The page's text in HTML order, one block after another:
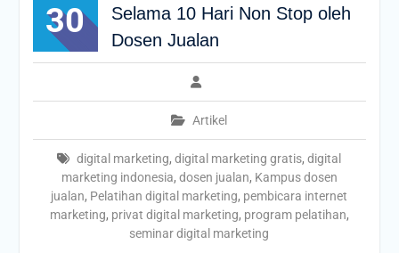
30
Selama 10 Hari Non Stop oleh
Dosen Jualan
Artikel
digital marketing,digital marketing gratis,digital
marketing indonesia, dosen jualan, Kampus dosen
jualan, Pelatihan digital marketing, pembicara internet
marketing, privat digital marketing, program pelatihan,
seminar digital marketing